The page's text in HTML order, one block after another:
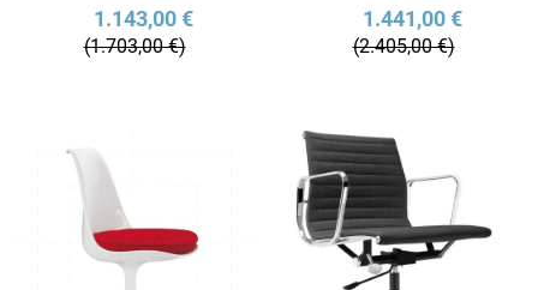
1.143,00 €
(1.703,00 €)
1.441,00 €
(2.405,00 €)